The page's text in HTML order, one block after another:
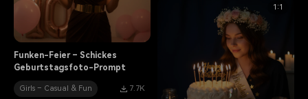
Funken-Feier – Schickes
Geburtstagsfoto-Prompt
Girls – Casual & Fun 7.7K
1:1